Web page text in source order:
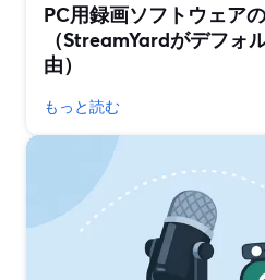
PC用録画ソフトウェア
（StreamYardがデフォ
由）
もっと読む